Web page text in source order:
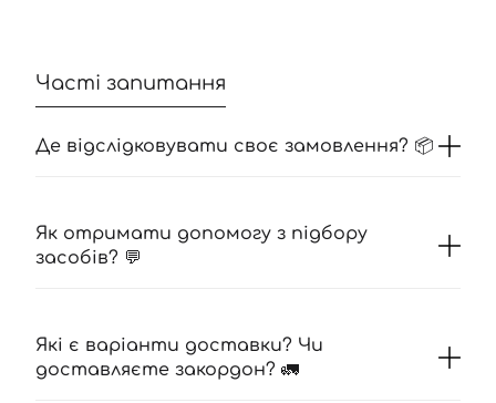
Часті запитання
Де відслідковувати своє замовлення? 📦
Як отримати допомогу з підбору
засобів? 💬
Які є варіанти доставки? Чи
доставляєте закордон? 🚛